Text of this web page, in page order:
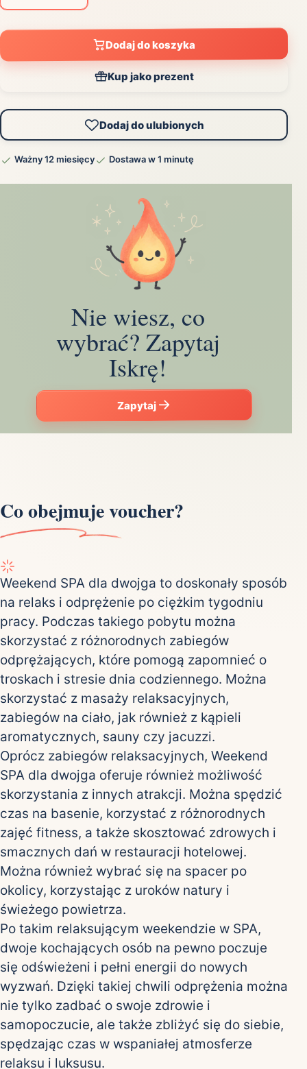
Dodaj do koszyka
Kup jako prezent
Dodaj do ulubionych
Ważny 12 miesięcy Dostawa w 1 minutę
Nie wiesz, co
wybrać? Zapytaj
Iskrę!
Zapytaj
Co obejmuje voucher?
Weekend SPA dla dwojga to doskonały sposób
na relaks i odprężenie po ciężkim tygodniu
pracy. Podczas takiego pobytu można
skorzystać z różnorodnych zabiegów
odprężających, które pomogą zapomnieć o
troskach i stresie dnia codziennego. Można
skorzystać z masaży relaksacyjnych,
zabiegów na ciało, jak również z kąpieli
aromatycznych, sauny czy jacuzzi.
Oprócz zabiegów relaksacyjnych, Weekend
SPA dla dwojga oferuje również możliwość
skorzystania z innych atrakcji. Można spędzić
czas na basenie, korzystać z różnorodnych
zajęć fitness, a także skosztować zdrowych i
smacznych dań w restauracji hotelowej.
Można również wybrać się na spacer po
okolicy, korzystając z uroków natury i
świeżego powietrza.
Po takim relaksującym weekendzie w SPA,
dwoje kochających osób na pewno poczuje
się odświeżeni i pełni energii do nowych
wyzwań. Dzięki takiej chwili odprężenia można
nie tylko zadbać o swoje zdrowie i
samopoczucie, ale także zbliżyć się do siebie,
spędzając czas w wspaniałej atmosferze
relaksu i luksusu.